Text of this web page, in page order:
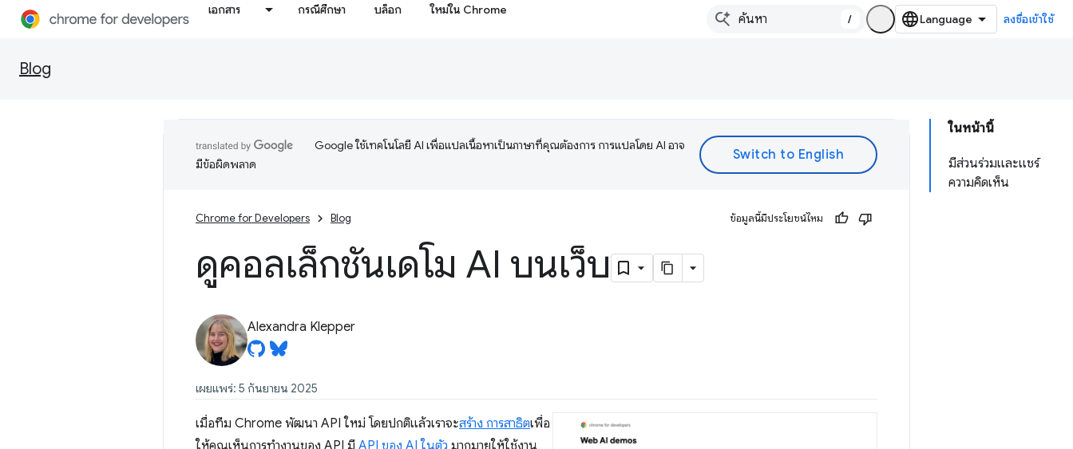
เอกสาร กรณีศึกษา บล็อก ใหม่ใน Chrome
/ ลงชื่อเข้าใช้
Blog
ในหน้านี้
มีส่วนร่วมและแชร์
ความคิดเห็น
Google ใช้เทคโนโลยี AI เพื่อแปลเนื้อหาเป็นภาษาที่คุณต้องการ การแปลโดย AI อาจ
มีข้อผิดพลาด
Chrome for Developers Blog ข้อมูลนี้มีประโยชน์ไหม
ดูคอลเล็กชันเดโม AI บนเว็บ
Alexandra Klepper
เผยแพร่: 5 กันยายน 2025
เมื่อทีม Chrome พัฒนา API ใหม่ โดยปกติแล้วเราจะสร้าง การสาธิตเพื่อ
ให้คุณเห็นการทำงานของ API มี API ของ AI ในตัว มากมายให้ใช้งาน